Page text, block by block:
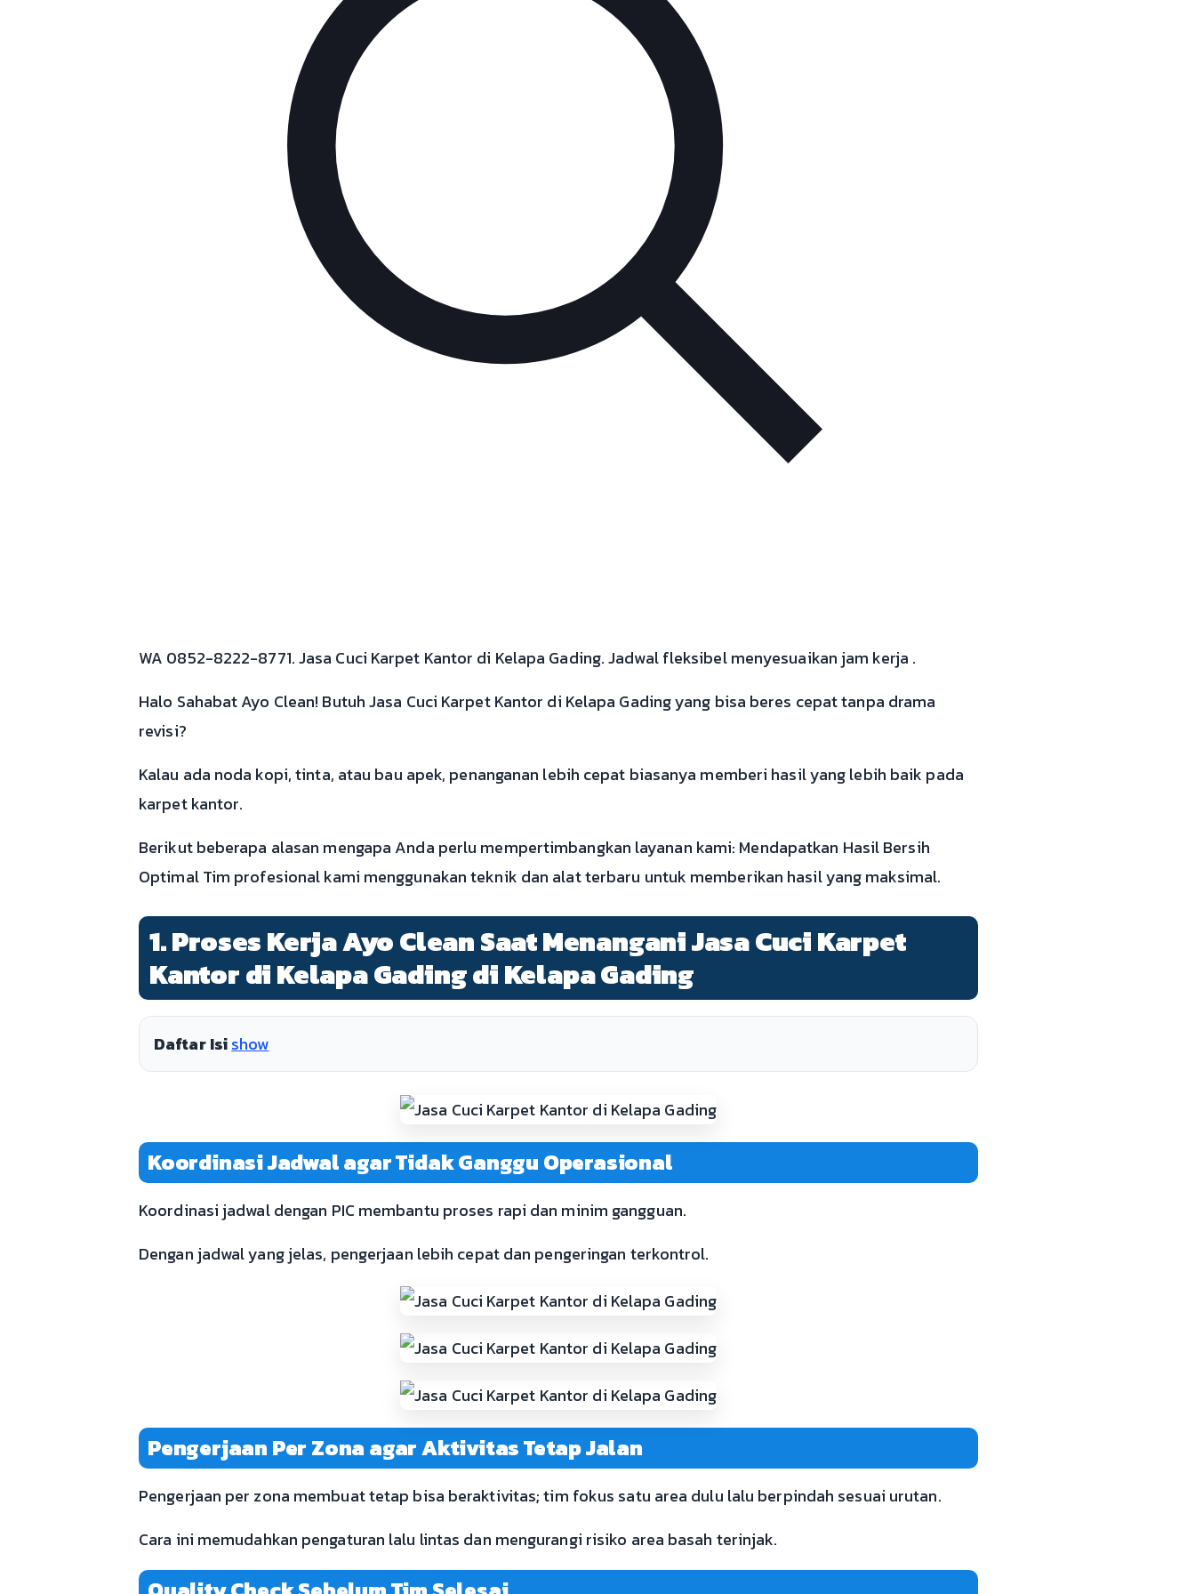
WA 0852-8222-8771. Jasa Cuci Karpet Kantor di Kelapa Gading. Jadwal fleksibel menyesuaikan jam kerja .
Halo Sahabat Ayo Clean! Butuh Jasa Cuci Karpet Kantor di Kelapa Gading yang bisa beres cepat tanpa drama
revisi?
Kalau ada noda kopi, tinta, atau bau apek, penanganan lebih cepat biasanya memberi hasil yang lebih baik pada
karpet kantor.
Berikut beberapa alasan mengapa Anda perlu mempertimbangkan layanan kami: Mendapatkan Hasil Bersih
Optimal Tim profesional kami menggunakan teknik dan alat terbaru untuk memberikan hasil yang maksimal.
1. Proses Kerja Ayo Clean Saat Menangani Jasa Cuci Karpet
Kantor di Kelapa Gading di Kelapa Gading
Daftar Isishow
Koordinasi Jadwal agar Tidak Ganggu Operasional
Koordinasi jadwal dengan PIC membantu proses rapi dan minim gangguan.
Dengan jadwal yang jelas, pengerjaan lebih cepat dan pengeringan terkontrol.
Pengerjaan Per Zona agar Aktivitas Tetap Jalan
Pengerjaan per zona membuat tetap bisa beraktivitas; tim fokus satu area dulu lalu berpindah sesuai urutan.
Cara ini memudahkan pengaturan lalu lintas dan mengurangi risiko area basah terinjak.